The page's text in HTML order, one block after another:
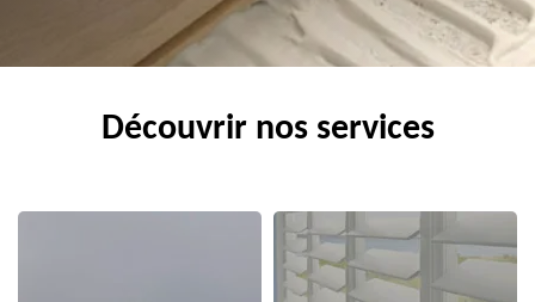
Découvrir nos services